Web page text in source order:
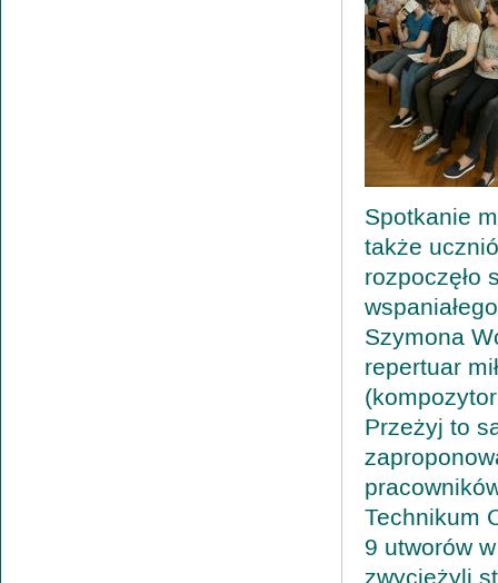
Spotkanie
także
rozpoczęło
Szymona
repertuar
Przeżyj to
Technikum
9 utworów